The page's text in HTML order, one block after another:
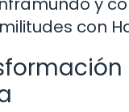
con